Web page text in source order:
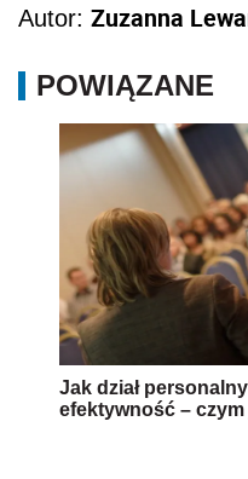
Autor: Zuzanna
POWIĄZANE
Jak dział
efektywność –